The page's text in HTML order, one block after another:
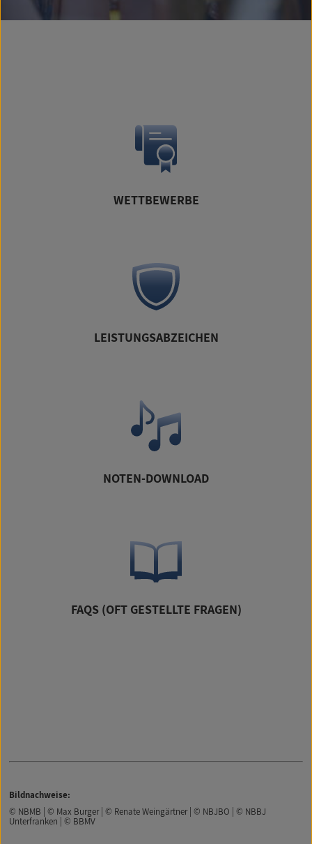
WETTBEWERBE
LEISTUNGSABZEICHEN
NOTEN-DOWNLOAD
FAQS (OFT GESTELLTE FRAGEN)
Bildnachweise:
© NBMB | © Max Burger | © Renate Weingärtner | © NBJBO | © NBBJ
Unterfranken | © BBMV